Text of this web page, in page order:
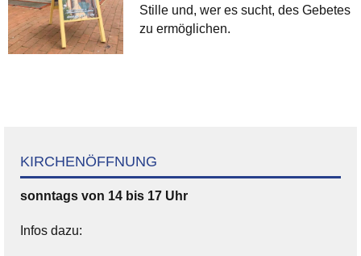
Stille und, wer es sucht, des Gebetes
zu ermöglichen.
KIRCHENÖFFNUNG
sonntags von 14 bis 17 Uhr
Infos dazu: